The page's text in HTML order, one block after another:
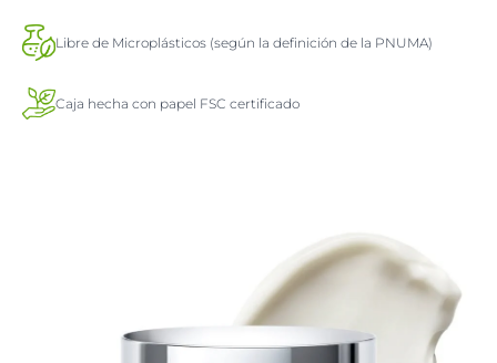
Libre de Microplásticos (según la definición de la PNUMA)
Caja hecha con papel FSC certificado